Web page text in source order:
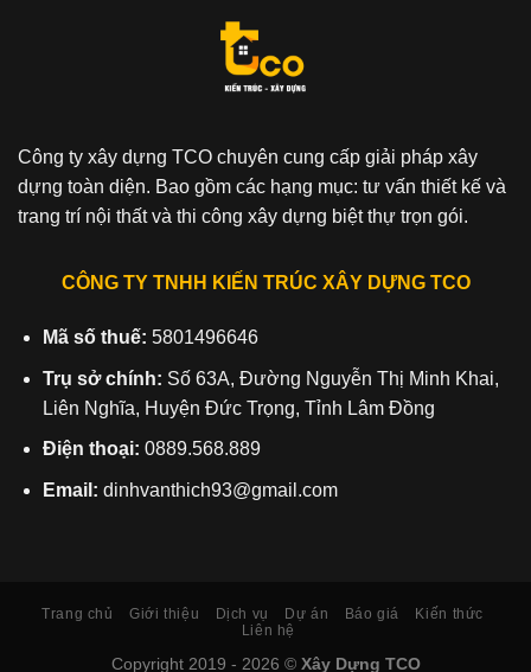
Công ty xây dựng TCO chuyên cung cấp giải pháp xây
dựng toàn diện. Bao gồm các hạng mục: tư vấn thiết kế và
trang trí nội thất và thi công xây dựng biệt thự trọn gói.
CÔNG TY TNHH KIẾN TRÚC XÂY DỰNG TCO
Mã số thuế: 5801496646
Trụ sở chính: Số 63A, Đường Nguyễn Thị Minh Khai,
Liên Nghĩa, Huyện Đức Trọng, Tỉnh Lâm Đồng
Điện thoại: 0889.568.889
Email: dinhvanthich93@gmail.com
Trang chủ Giới thiệu Dịch vụ Dự án Báo giá
Kiến thức
Liên hệ
Copyright 2019 - 2026 © Xây Dựng TCO